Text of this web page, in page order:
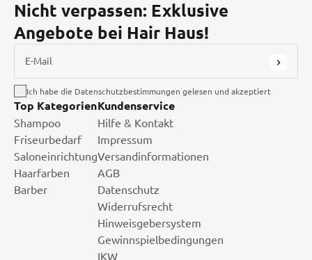
Nicht verpassen: Exklusive
Angebote bei Hair Haus!
E-Mail
Ich habe die Datenschutzbestimmungen gelesen und akzeptiert
Top Kategorien
Shampoo
Friseurbedarf
Saloneinrichtung
Haarfarben
Barber
Kundenservice
Hilfe & Kontakt
Impressum
Versandinformationen
AGB
Datenschutz
Widerrufsrecht
Hinweisgebersystem
Gewinnspielbedingungen
IKW